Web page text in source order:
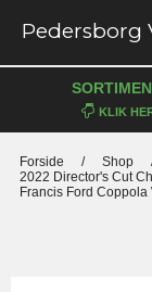
Pedersborg
Forside / Shop
2022 Director's Cut
Francis Ford Coppola